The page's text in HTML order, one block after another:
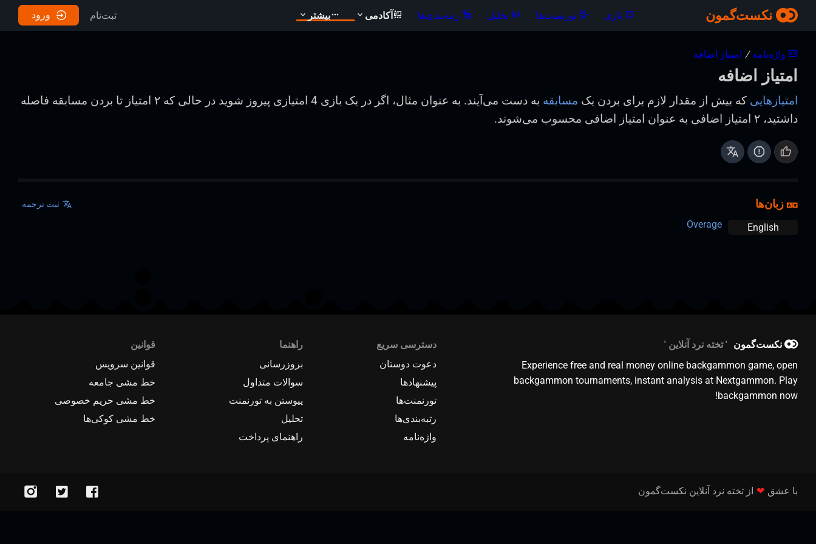
نکست‌گمون بازی تورنمنت‌ها تحلیل رتبه‌بندی‌ها آکادمی بیشتر ثبت‌نام ورود
واژه‌نامه / امتیاز اضافه
امتیاز اضافه
امتیازهایی که بیش از مقدار لازم برای بردن یک مسابقه
به دست می‌آیند. به عنوان مثال، اگر در یک بازی 4 امتیازی پیروز شوید در حالی که ۲ امتیاز تا بردن مسابقه فاصله
داشتید، ۲ امتیاز اضافی به عنوان امتیاز اضافی محسوب می‌شوند.
زبان‌ها ثبت ترجمه
English
Overage
نکست‌گمون
تخته نرد آنلاین
Experience free and real money online backgammon game, open
backgammon tournaments, instant analysis at Nextgammon. Play
backgammon now!
دسترسی سریع
دعوت دوستان
پیشنهادها
تورنمنت‌ها
رتبه‌بندی‌ها
واژه‌نامه
راهنما
بروزرسانی
سوالات متداول
پیوستن به تورنمنت
تحلیل
راهنمای پرداخت
قوانین
قوانین سرویس
خط مشی جامعه
خط مشی حریم خصوصی
خط مشی کوکی‌ها
با عشق ❤ از تخته نرد آنلاین نکست‌گمون